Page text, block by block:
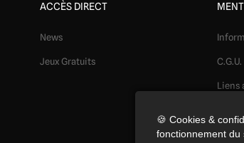
ACCÈS DIRECT
News
Jeux Gratuits C.G.U.
Liens
🍪 Cookies &
fonctionnement